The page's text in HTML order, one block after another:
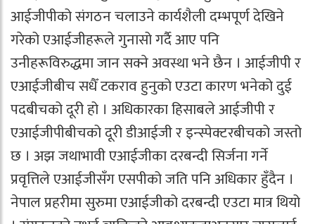
आईजीपीको संगठन चलाउने कार्यशैली दम्भपूर्ण देखिने
गरेको एआईजीहरूले गुनासो गर्दै आए पनि
उनीहरूविरुद्धमा जान सक्ने अवस्था भने छैन । आईजीपी र
एआईजीबीच सधैँ टकराव हुनुको एउटा कारण भनेको दुई
पदबीचको दूरी हो । अधिकारका हिसाबले आईजीपी र
एआईजीपीबीचको दूरी डीआईजी र इन्स्पेक्टरबीचको जस्तो
छ । अझ जथाभावी एआईजीका दरबन्दी सिर्जना गर्ने
प्रवृत्तिले एआईजीसँग एसपीको जति पनि अधिकार हुँदैन ।
नेपाल प्रहरीमा सुरुमा एआईजीको दरबन्दी एउटा मात्र थियो